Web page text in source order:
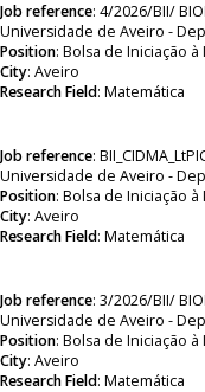
Job reference: 4/2026/BII/
Universidade de Aveiro -
Position: Bolsa de Iniciação à
City: Aveiro
Research Field: Matemática
Job reference:
Universidade de Aveiro -
Position: Bolsa de Iniciação à
City: Aveiro
Research Field: Matemática
Job reference: 3/2026/BII/
Universidade de Aveiro -
Position: Bolsa de Iniciação à
City: Aveiro
Research Field: Matemática